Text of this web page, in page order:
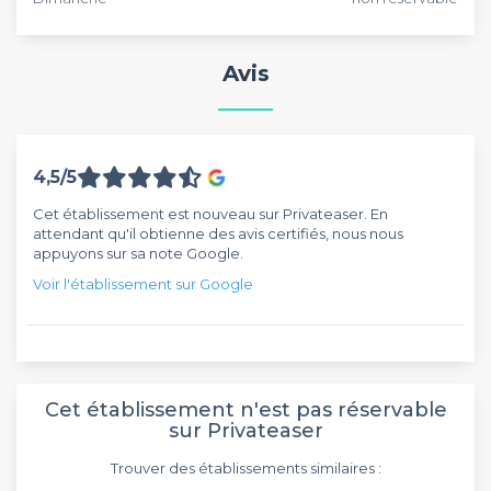
Avis
4,5/5
Cet établissement est nouveau sur Privateaser. En
attendant qu'il obtienne des avis certifiés, nous nous
appuyons sur sa note Google.
Voir l'établissement sur Google
Cet établissement n'est pas réservable
sur Privateaser
Trouver des établissements similaires :